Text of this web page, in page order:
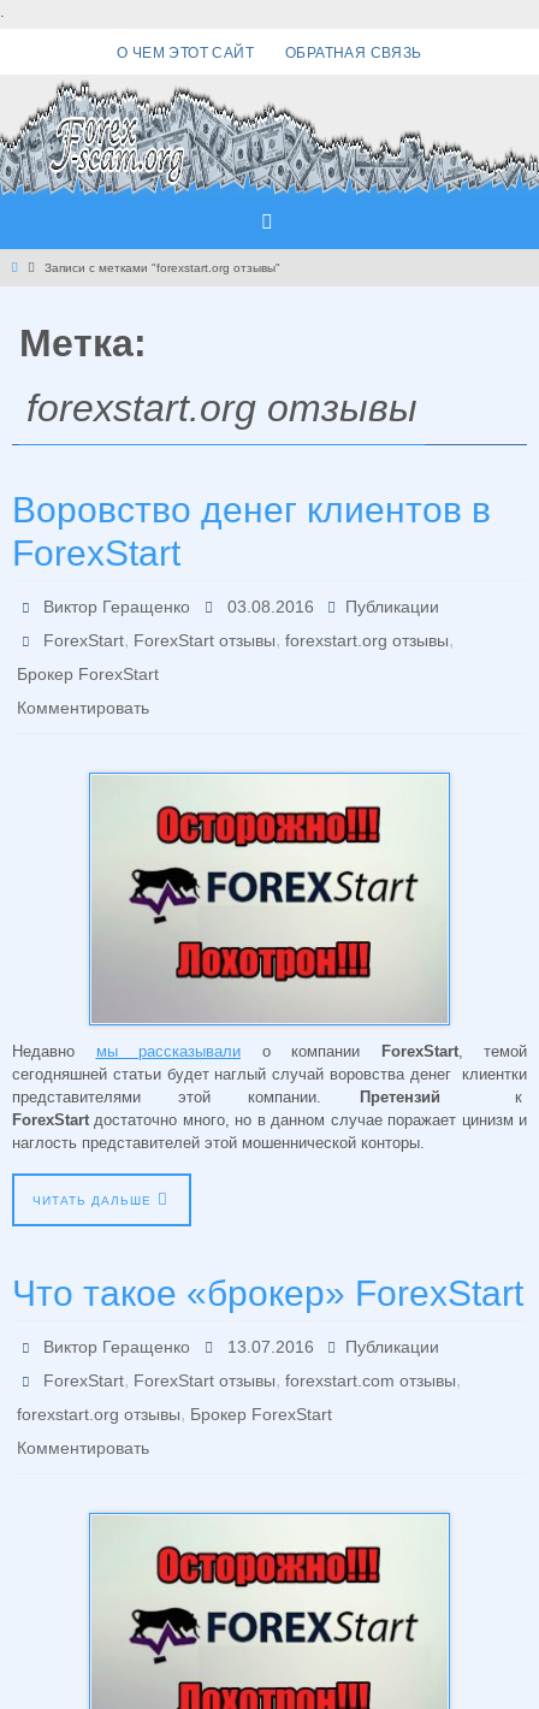
.
О ЧЕМ ЭТОТ САЙТ ОБРАТНАЯ СВЯЗЬ
Главная
Записи с метками "forexstart.org отзывы"
Метка:
forexstart.org отзывы
Воровство денег клиентов в
ForexStart
Виктор Геращенко 03.08.2016
Публикации
ForexStart, ForexStart отзывы,forexstart.org отзывы,
Брокер ForexStart
Комментировать
Недавно мы рассказывали о компании ForexStart, темой
сегодняшней статьи будет наглый случай воровства денег клиентки
представителями этой компании.
Претензий к
ForexStart достаточно много, но в данном случае поражает цинизм и
наглость представителей этой мошеннической конторы.
ЧИТАТЬ ДАЛЬШЕ
Что такое «брокер» ForexStart
Виктор Геращенко 13.07.2016
Публикации
ForexStart, ForexStart отзывы,forexstart.com отзывы,
forexstart.org отзывы, Брокер ForexStart
Комментировать